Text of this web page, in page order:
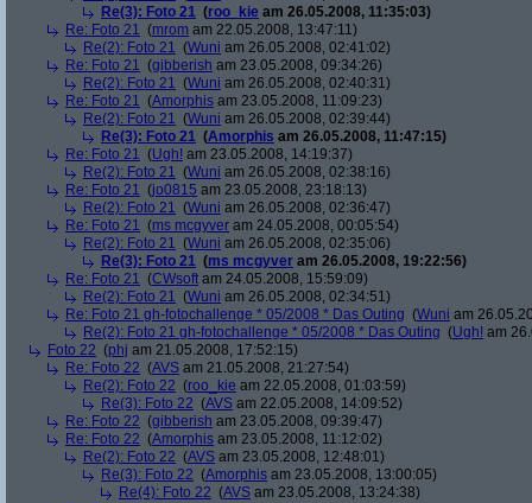
Re(3): Foto 21 (roo_kie am 26.05.2008, 11:35:03)
Re: Foto 21 (mrom am 22.05.2008, 13:47:11)
Re(2): Foto 21 (Wuni am 26.05.2008, 02:41:02)
Re: Foto 21 (gibberish am 23.05.2008, 09:34:26)
Re(2): Foto 21 (Wuni am 26.05.2008, 02:40:31)
Re: Foto 21 (Amorphis am 23.05.2008, 11:09:23)
Re(2): Foto 21 (Wuni am 26.05.2008, 02:39:44)
Re(3): Foto 21 (Amorphis am 26.05.2008, 11:47:15)
Re: Foto 21 (Ugh! am 23.05.2008, 14:19:37)
Re(2): Foto 21 (Wuni am 26.05.2008, 02:38:16)
Re: Foto 21 (jo0815 am 23.05.2008, 23:18:13)
Re(2): Foto 21 (Wuni am 26.05.2008, 02:36:47)
Re: Foto 21 (ms mcgyver am 24.05.2008, 00:05:54)
Re(2): Foto 21 (Wuni am 26.05.2008, 02:35:06)
Re(3): Foto 21 (ms mcgyver am 26.05.2008, 19:22:56)
Re: Foto 21 (CWsoft am 24.05.2008, 15:59:09)
Re(2): Foto 21 (Wuni am 26.05.2008, 02:34:51)
Re: Foto 21 gh-fotochallenge * 05/2008 * Das Outing (Wuni am
Re(2): Foto 21 gh-fotochallenge * 05/2008 * Das Outing (Ugh! am
Foto 22 (phj am 21.05.2008, 17:52:15)
Re: Foto 22 (AVS am 21.05.2008, 21:27:54)
Re(2): Foto 22 (roo_kie am 22.05.2008, 01:03:59)
Re(3): Foto 22 (AVS am 22.05.2008, 14:09:52)
Re: Foto 22 (gibberish am 23.05.2008, 09:39:47)
Re: Foto 22 (Amorphis am 23.05.2008, 11:12:02)
Re(2): Foto 22 (AVS am 23.05.2008, 12:48:01)
Re(3): Foto 22 (Amorphis am 23.05.2008, 13:00:05)
Re(4): Foto 22 (AVS am 23.05.2008, 13:24:38)